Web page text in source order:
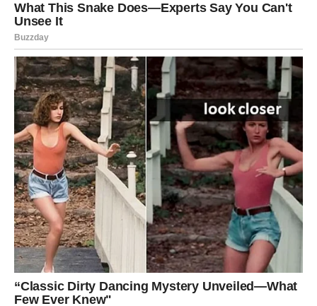
Jer poruka koju vam sudbina šalje ovog vikenda mogla bi
promijeniti mnogo više nego što trenutno možete
zamisliti.